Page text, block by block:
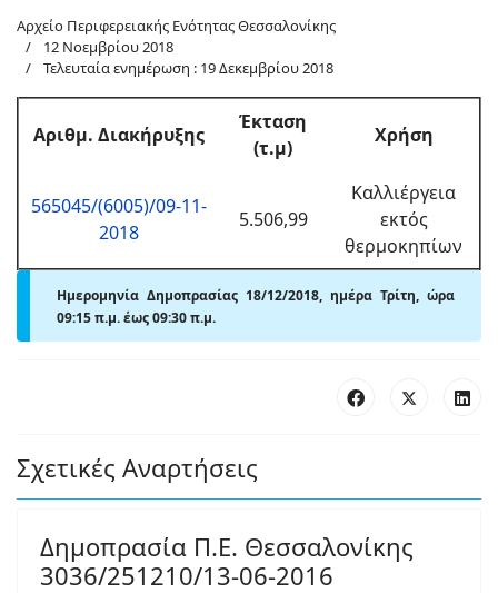
Αρχείο Περιφερειακής Ενότητας Θεσσαλονίκης
12 Νοεμβρίου 2018
Τελευταία ενημέρωση : 19 Δεκεμβρίου 2018
Αριθμ. Διακήρυξης
Έκταση
(τ.μ)
Χρήση
565045/(6005)/09-11-
2018
5.506,99
Καλλιέργεια
εκτός
θερμοκηπίων
Ημερομηνία Δημοπρασίας 18/12/2018, ημέρα Τρίτη, ώρα
09:15 π.μ.έως 09:30π.μ.
Σχετικές Αναρτήσεις
Δημοπρασία Π.Ε. Θεσσαλονίκης
3036/251210/13-06-2016